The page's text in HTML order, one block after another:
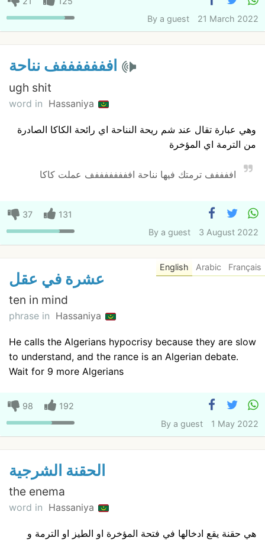
By a guest 21 March 2022
افففففففف نناحة
ugh shit
word in Hassaniya
وهي عبارة تقال عند شم ريحة النناحة اي رائحة الكاكا الصادرة
من الترمة اي المؤخرة
اففففف ترمتك فيها نناحة اففففففففف عملت كاكا
37
131
By a guest 3 August 2022
عشرة في عقل
ten in mind
phrase in Hassaniya
He calls the Algerians hypocrisy because they are slow
to understand, and the rance is an Algerian debate.
Wait for 9 more Algerians
English Arabic Français
98
192
By a guest 1 May 2022
الحقنة الشرجية
the enema
word in Hassaniya
هي حقنة يقع ادخالها في فتحة المؤخرة او الطيز او الترمة و